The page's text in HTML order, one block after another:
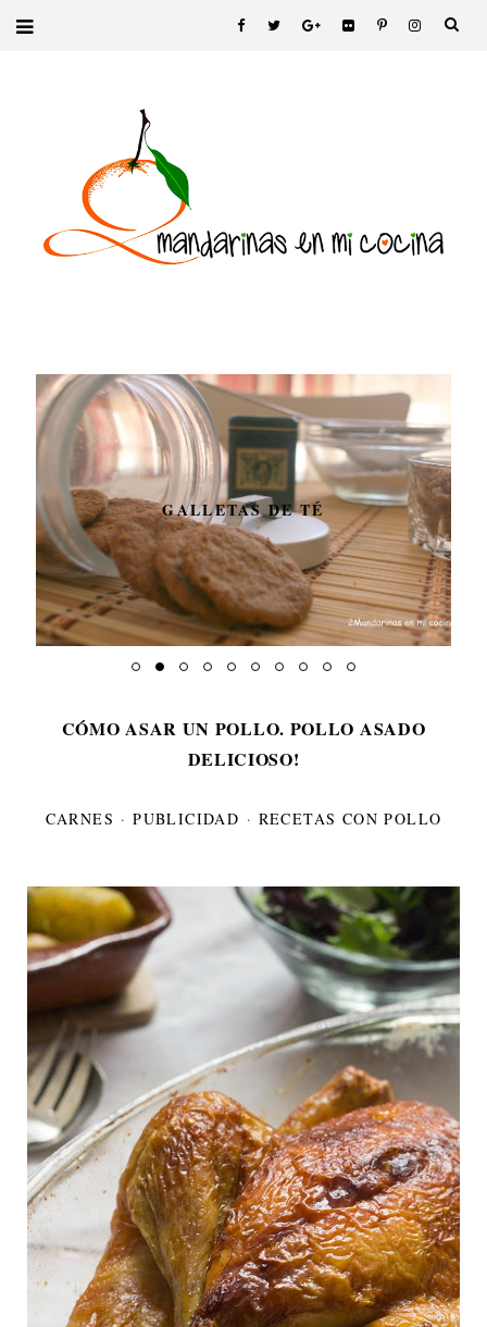
GALLETAS DE TÉ
CÓMO ASAR UN POLLO. POLLO ASADO
DELICIOSO!
CARNES ·PUBLICIDAD · RECETAS CON POLLO